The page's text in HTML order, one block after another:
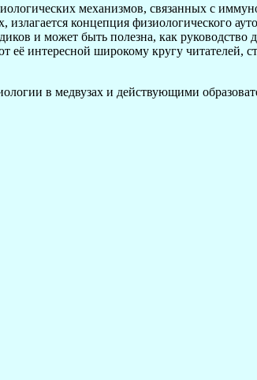
механизмов, связанных с
излагается концепция физиологического
и может быть полезна, как
интересной широкому кругу читателей,
в медвузах и действующими